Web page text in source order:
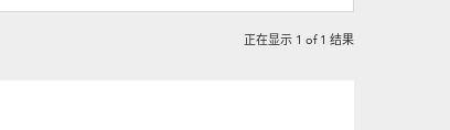
正在显示 1 of 1 结果